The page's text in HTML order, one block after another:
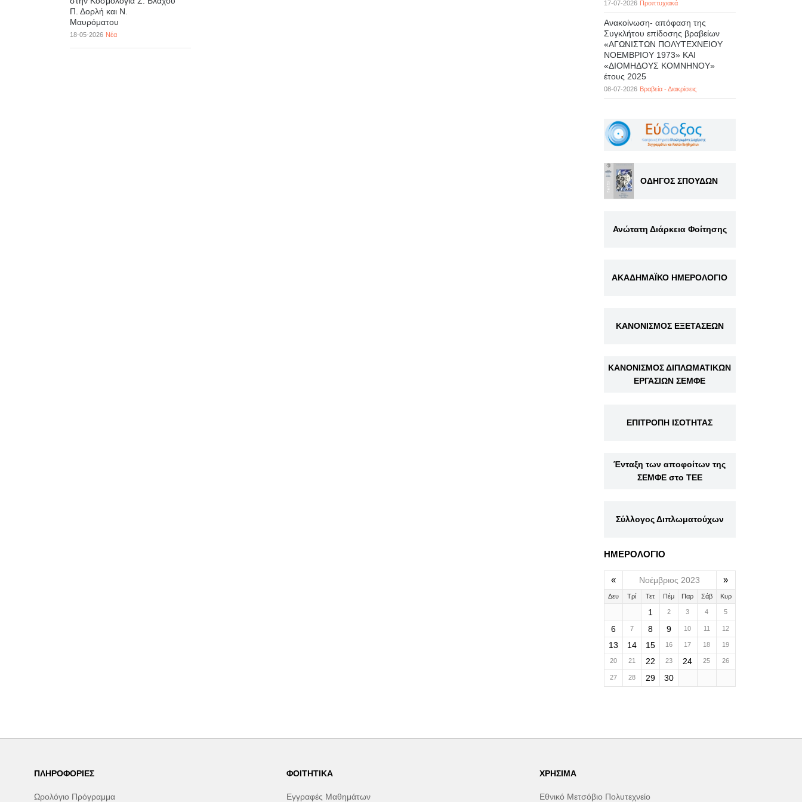
Π. Δορλή και Ν.
Μαυρόματου
18-05-2026 Νέα
17-07-2026 Προπτυχιακά
Ανακοίνωση- απόφαση της
Συγκλήτου επίδοσης βραβείων
«ΑΓΩΝΙΣΤΩΝ ΠΟΛΥΤΕΧΝΕΙΟΥ
ΝΟΕΜΒΡΙΟΥ 1973» ΚΑΙ
«ΔΙΟΜΗΔΟΥΣ ΚΟΜΝΗΝΟΥ»
έτους 2025
08-07-2026 Βραβεία - Διακρίσεις
ΟΔΗΓΟΣ ΣΠΟΥΔΩΝ
Ανώτατη Διάρκεια Φοίτησης
ΑΚΑΔΗΜΑΪΚΟ ΗΜΕΡΟΛΟΓΙΟ
ΚΑΝΟΝΙΣΜΟΣ ΕΞΕΤΑΣΕΩΝ
ΚΑΝΟΝΙΣΜΟΣ ΔΙΠΛΩΜΑΤΙΚΩΝ
ΕΡΓΑΣΙΩΝ ΣΕΜΦΕ
ΕΠΙΤΡΟΠΗ ΙΣΟΤΗΤΑΣ
Ένταξη των αποφοίτων της
ΣΕΜΦΕ στο ΤΕΕ
Σύλλογος Διπλωματούχων
ΗΜΕΡΟΛΟΓΙΟ
« Νοέμβριος 2023 »
Δευ Τρί Τετ Πέμ Παρ Σάβ Κυρ
1 2 3 4 5
6 7 8 9 10 11 12
13 14 15 16 17 18 19
20 21 22 23 24 25 26
27 28 29 30
ΠΛΗΡΟΦΟΡΊΕΣ
Ωρολόγιο Πρόγραμμα
ΦΟΙΤΗΤΙΚΆ
Εγγραφές Μαθημάτων
ΧΡΉΣΙΜΑ
Εθνικό Μετσόβιο Πολυτεχνείο